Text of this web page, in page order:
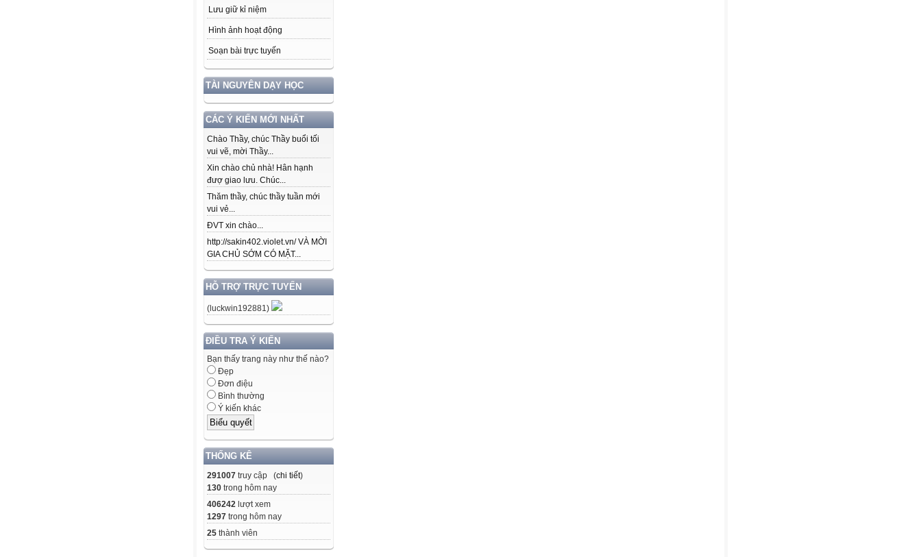
Lưu giữ kỉ niệm
Hình ảnh hoạt động
Soạn bài trực tuyến
TÀI NGUYÊN DẠY HỌC
CÁC Ý KIẾN MỚI NHẤT
Chào Thầy, chúc Thầy buổi tối
vui vẽ, mời Thầy...
Xin chào chủ nhà! Hân hạnh
đượ giao lưu. Chúc...
Thăm thầy, chúc thầy tuần mới
vui vẻ...
ĐVT xin chào...
http://sakin402.violet.vn/ VÀ MỜI
GIA CHỦ SỚM CÓ MẶT...
HỖ TRỢ TRỰC TUYẾN
(luckwin192881)
ĐIỀU TRA Ý KIẾN
Bạn thấy trang này như thế nào?
Đẹp
Đơn điệu
Bình thường
Ý kiến khác
THỐNG KÊ
291007 truy cập (chi tiết)
130 trong hôm nay
406242 lượt xem
1297 trong hôm nay
25 thành viên